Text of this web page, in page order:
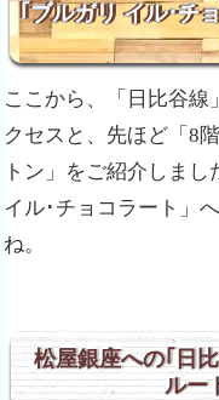
｢ブルガリ イル･チ
ここから、「日比谷
クセスと、先ほど「8
トン」をご紹介しま
イル･チョコラート」
ね。
松屋銀座への｢日
ルー